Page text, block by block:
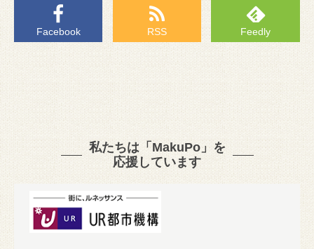
Facebook RSS Feedly
私たちは「MakuPo」を
応援しています